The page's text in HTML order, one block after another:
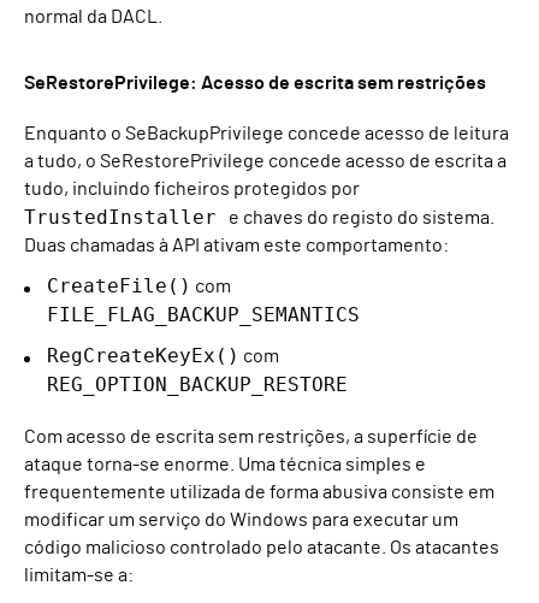
normal da DACL.
SeRestorePrivilege: Acesso de escrita sem restrições
Enquanto o SeBackupPrivilege concede acesso de leitura
a tudo, o SeRestorePrivilege concede acesso de escrita a
tudo, incluindo ficheiros protegidos por
TrustedInstaller
e chaves do registo do sistema.
Duas chamadas à API ativam este comportamento:
CreateFile() com
FILE_FLAG_BACKUP_SEMANTICS
RegCreateKeyEx() com
REG_OPTION_BACKUP_RESTORE
Com acesso de escrita sem restrições, a superfície de
ataque torna-se enorme. Uma técnica simples e
frequentemente utilizada de forma abusiva consiste em
modificar um serviço do Windows para executar um
código malicioso controlado pelo atacante. Os atacantes
limitam-se a: